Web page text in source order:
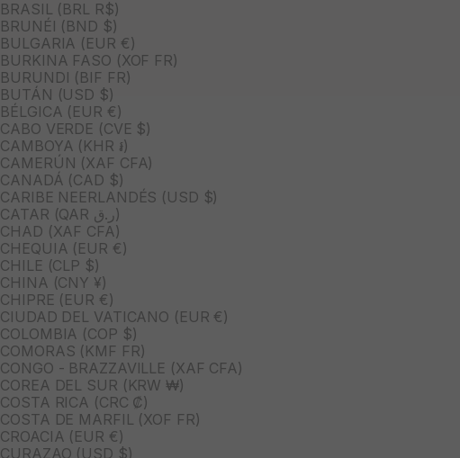
BRASIL (BRL R$)
BRUNÉI (BND $)
BULGARIA (EUR €)
BURKINA FASO (XOF FR)
BURUNDI (BIF FR)
BUTÁN (USD $)
BÉLGICA (EUR €)
CABO VERDE (CVE $)
CAMBOYA (KHR ៛)
CAMERÚN (XAF CFA)
CANADÁ (CAD $)
CARIBE NEERLANDÉS (USD $)
CATAR (QAR ر.ق)
CHAD (XAF CFA)
CHEQUIA (EUR €)
CHILE (CLP $)
CHINA (CNY ¥)
CHIPRE (EUR €)
CIUDAD DEL VATICANO (EUR €)
COLOMBIA (COP $)
COMORAS (KMF FR)
CONGO - BRAZZAVILLE (XAF CFA)
COREA DEL SUR (KRW ₩)
COSTA RICA (CRC ₡)
COSTA DE MARFIL (XOF FR)
CROACIA (EUR €)
CURAZAO (USD $)